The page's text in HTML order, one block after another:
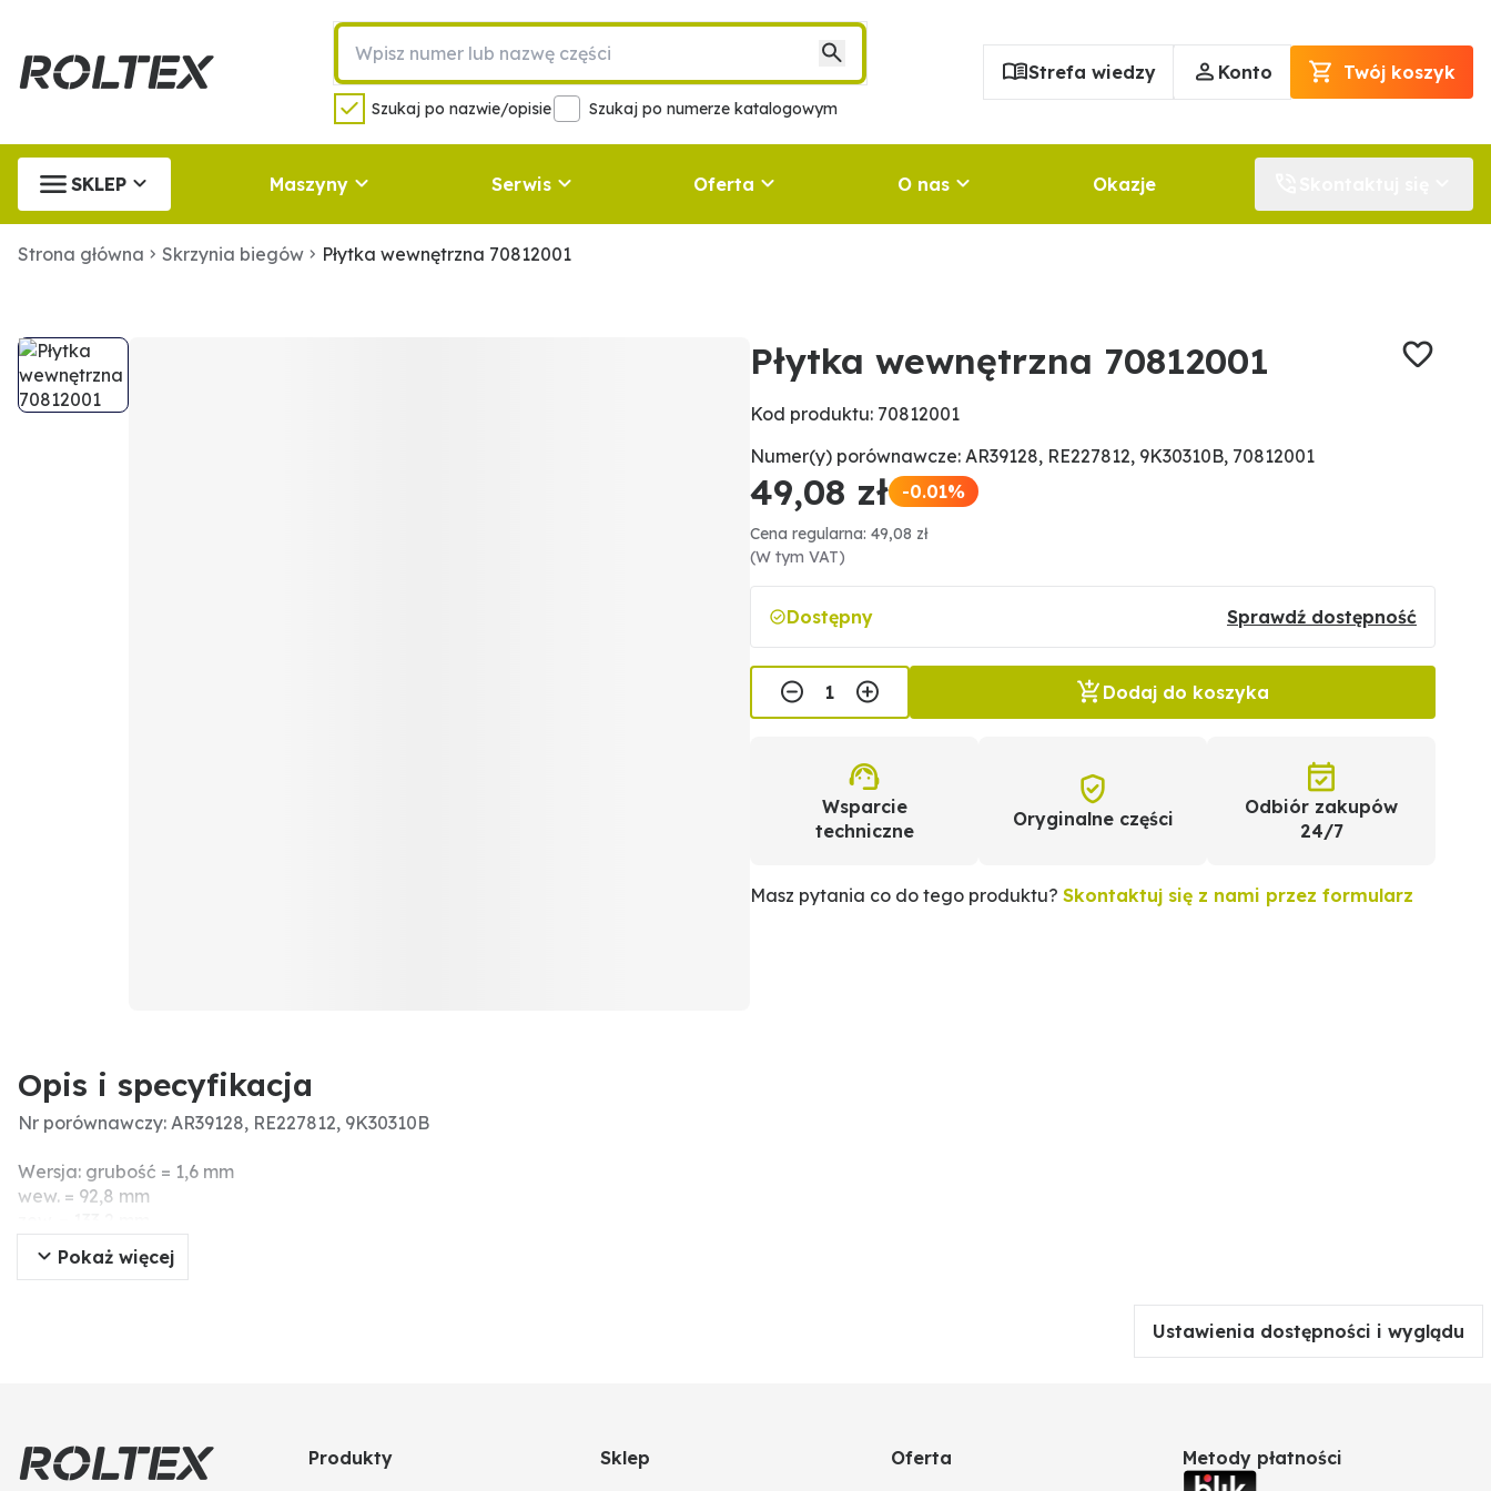
Szukaj po nazwie/opisie Szukaj po numerze katalogowym
Strefa wiedzy Konto Twój koszyk
SKLEP Maszyny Serwis Oferta O nas Okazje
Strona główna Skrzynia biegów Płytka wewnętrzna 70812001
Płytka wewnętrzna 70812001
Kod produktu: 70812001
Numer(y) porównawcze: AR39128, RE227812, 9K30310B, 70812001
49,08 zł -0.01%
Cena regularna: 49,08 zł
(W tym VAT)
Dostępny Sprawdź dostępność
Dodaj do koszyka
Wsparcie
techniczne
Oryginalne części
Odbiór zakupów
24/7
Masz pytania co do tego produktu? Skontaktuj się z nami przez formularz
Opis i specyfikacja
Nr porównawczy: AR39128, RE227812, 9K30310B
Wersja: grubość = 1,6 mm
wew. = 92,8 mm
45 zębów
Pokaż więcej
Ustawienia dostępności i wyglądu
Produkty Sklep Oferta Metody płatności